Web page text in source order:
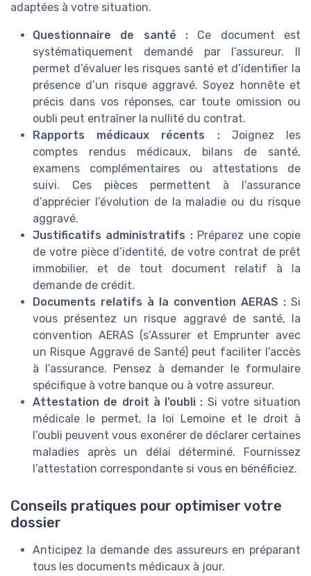
adaptées à votre situation.
Questionnaire de santé : Ce document est
systématiquement demandé par l’assureur. Il
permet d’évaluer les risques santé et d’identifier la
présence d’un risque aggravé. Soyez honnête et
précis dans vos réponses, car toute omission ou
oubli peut entraîner la nullité du contrat.
Rapports médicaux récents :Joignez les
comptes rendus médicaux, bilans de santé,
examens complémentaires ou attestations de
suivi. Ces pièces permettent à l’assurance
d’apprécier l’évolution de la maladie ou du risque
aggravé.
Justificatifs administratifs :Préparez une copie
de votre pièce d’identité, de votre contrat de prêt
immobilier, et de tout document relatif à la
demande de crédit.
Documents relatifs à la convention AERAS : Si
vous présentez un risque aggravé de santé, la
convention AERAS (s’Assurer et Emprunter avec
un Risque Aggravé de Santé) peut faciliter l’accès
à l’assurance. Pensez à demander le formulaire
spécifique à votre banque ou à votre assureur.
Attestation de droit à l’oubli : Si votre situation
médicale le permet, la loi Lemoine et le droit à
l’oubli peuvent vous exonérer de déclarer certaines
maladies après un délai déterminé. Fournissez
l’attestation correspondante si vous en bénéficiez.
Conseils pratiques pour optimiser votre
dossier
Anticipez la demande des assureurs en préparant
tous les documents médicaux à jour.